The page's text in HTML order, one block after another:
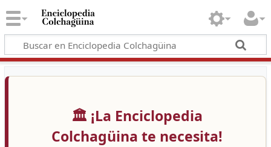
🏛️ ¡La Enciclopedia
Colchagüina te necesita!